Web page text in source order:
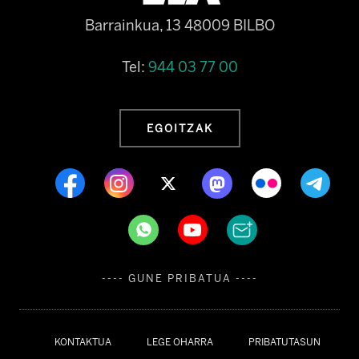
KONTAKTUA LEGE OHARRA PRIBATUTASUN
Barrainkua, 13 48009 BILBO
Tel: 944 03 77 00
EGOITZAK
---- GUNE PRIBATUA ----